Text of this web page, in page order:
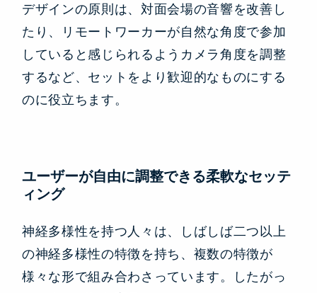
デザインの原則は、対面会場の音響を改善し
たり、リモートワーカーが自然な角度で参加
していると感じられるようカメラ角度を調整
するなど、セットをより歓迎的なものにする
のに役立ちます。
ユーザーが自由に調整できる柔軟なセッテ
ィング
神経多様性を持つ人々は、しばしば二つ以上
の神経多様性の特徴を持ち、複数の特徴が
様々な形で組み合わさっています。したがっ